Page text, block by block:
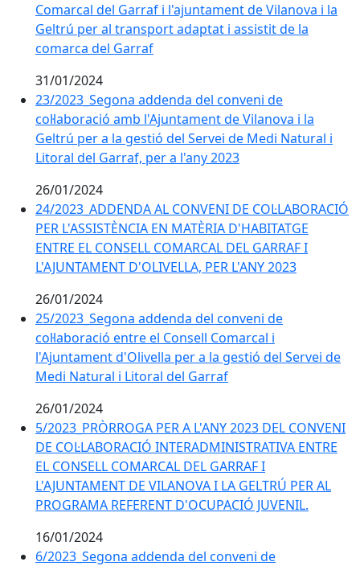
Comarcal del Garraf i l'ajuntament de Vilanova i la
Geltrú per al transport adaptat i assistit de la
comarca del Garraf
31/01/2024
23/2023_Segona addenda del conveni de
col·laboració amb l'Ajuntament de Vilanova i la
Geltrú per a la gestió del Servei de Medi Natural i
Litoral del Garraf, per a l'any 2023
26/01/2024
24/2023_ADDENDA AL CONVENI DE COL·LABORACIÓ
PER L'ASSISTÈNCIA EN MATÈRIA D'HABITATGE
ENTRE EL CONSELL COMARCAL DEL GARRAF I
L'AJUNTAMENT D'OLIVELLA, PER L'ANY 2023
26/01/2024
25/2023_Segona addenda del conveni de
col·laboració entre el Consell Comarcal i
l'Ajuntament d'Olivella per a la gestió del Servei de
Medi Natural i Litoral del Garraf
26/01/2024
5/2023_PRÒRROGA PER A L'ANY 2023 DEL CONVENI
DE COL·LABORACIÓ INTERADMINISTRATIVA ENTRE
EL CONSELL COMARCAL DEL GARRAF I
L'AJUNTAMENT DE VILANOVA I LA GELTRÚ PER AL
PROGRAMA REFERENT D'OCUPACIÓ JUVENIL.
16/01/2024
6/2023_Segona addenda del conveni de